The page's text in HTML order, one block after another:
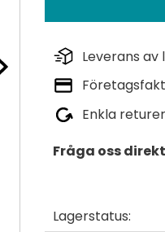
Leverans
Enkla returer
Fråga oss
Lagerstatus